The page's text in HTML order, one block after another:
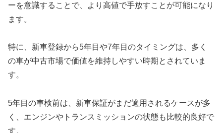
ーを意識することで、より高値で手放すことが可能になり
ます。
特に、新車登録から5年目や7年目のタイミングは、多く
の車が中古市場で価値を維持しやすい時期とされていま
す。
5年目の車検前は、新車保証がまだ適用されるケースが多
く、エンジンやトランスミッションの状態も比較的良好で
す。